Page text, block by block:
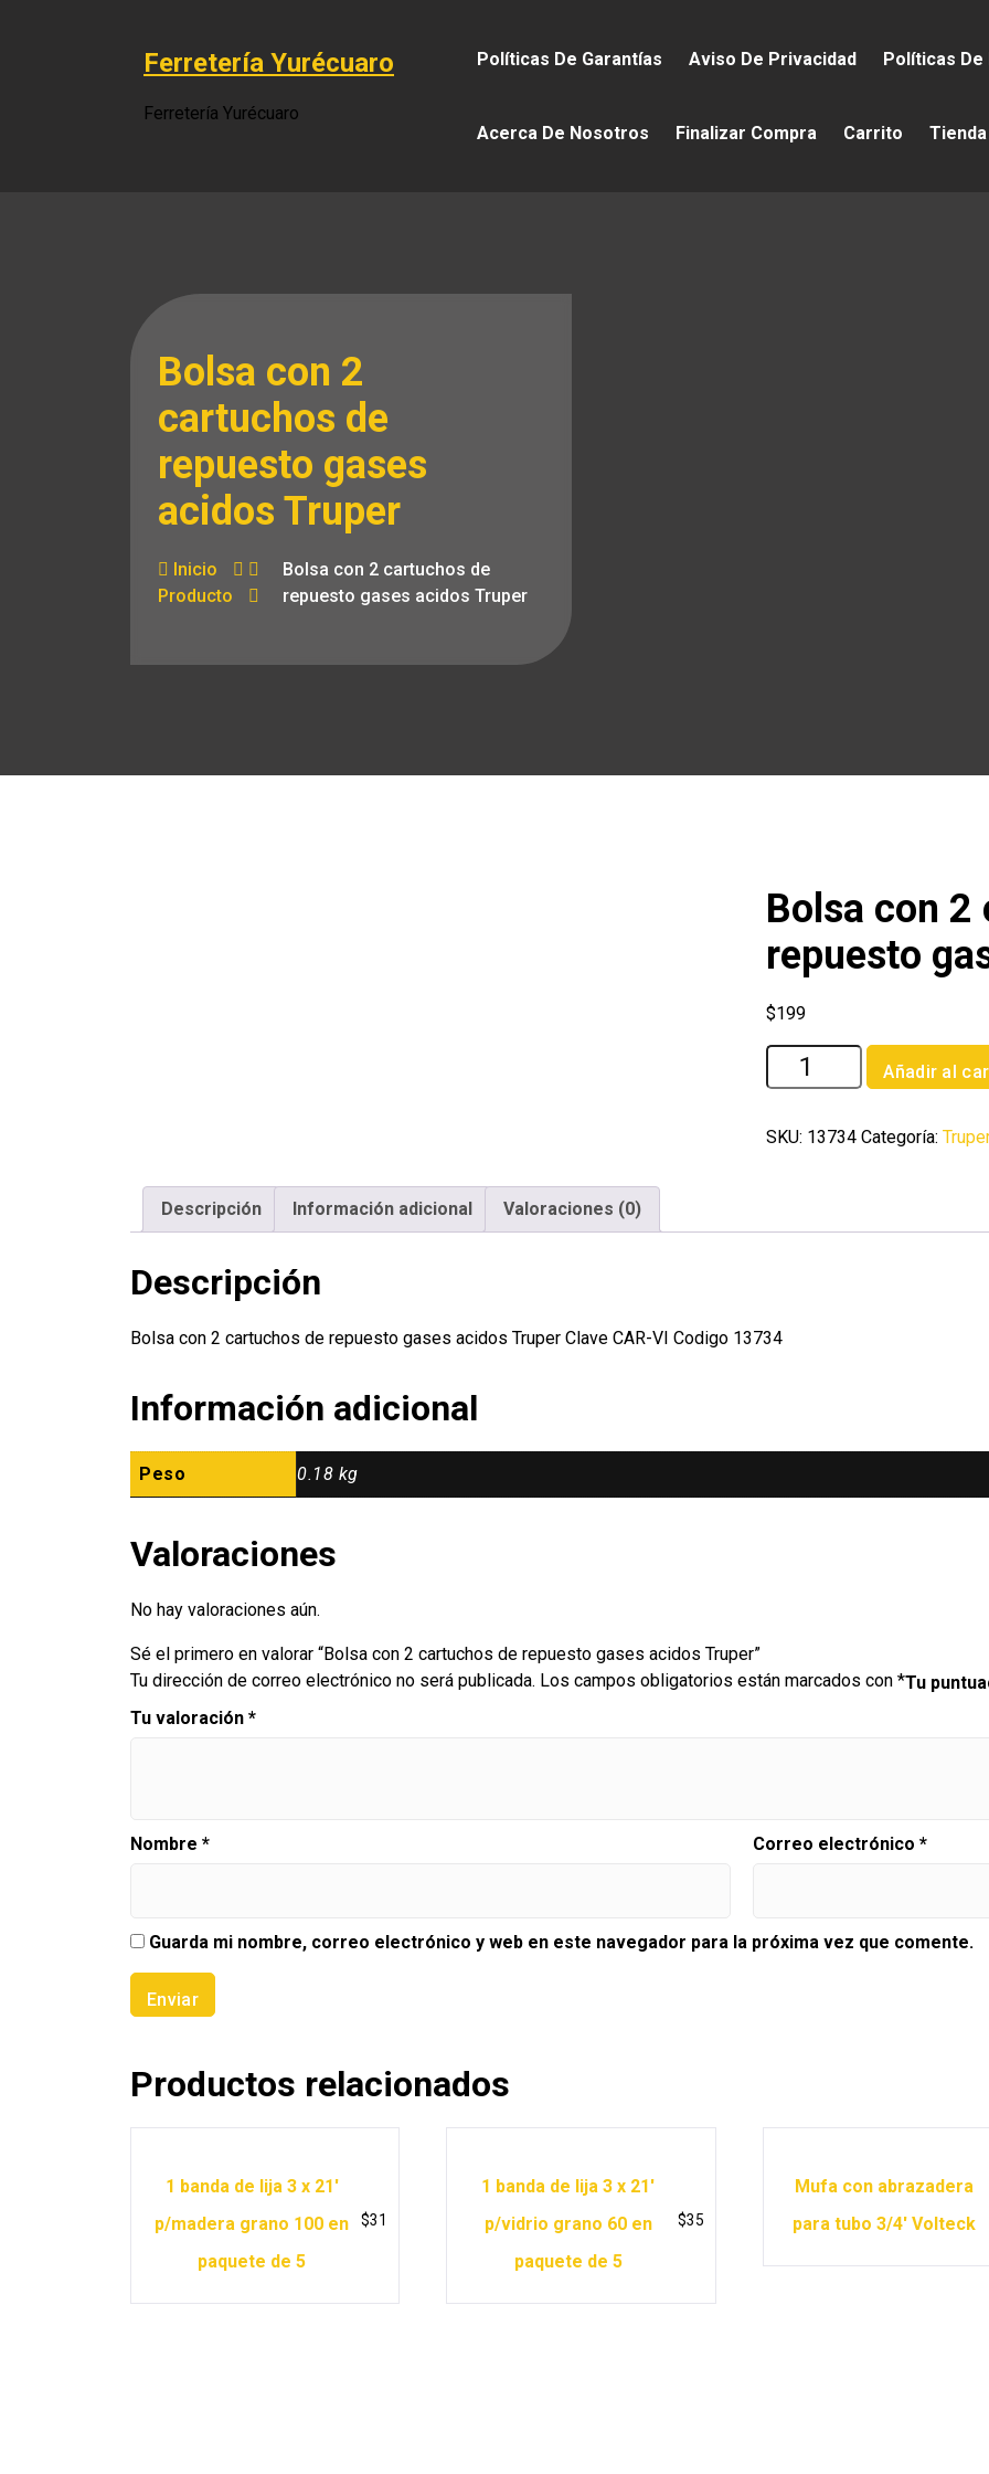
Ferretería Yurécuaro
Ferretería Yurécuaro
Políticas De Garantías Aviso De Privacidad Políticas De
Acerca De Nosotros Finalizar Compra Carrito
Bolsa con 2
cartuchos de
repuesto gases
acidos Truper
Inicio
Producto
Bolsa con 2 cartuchos de
repuesto gases acidos Truper
Bolsa con 2
repuesto
$199
Bolsa
con
cartuchos
Añadir al
SKU: 13734 Categoría:
Descripción Información adicional Valoraciones (0)
Descripción
Bolsa con 2 cartuchos de repuesto gases acidos Truper Clave CAR-VI Codigo 13734
Información adicional
Peso 0.18 kg
Valoraciones
No hay valoraciones aún.
Sé el primero en valorar “Bolsa con 2 cartuchos de repuesto gases acidos Truper”
Tu dirección de correo electrónico no será publicada. Los campos obligatorios están marcados con *Tu
Tu valoración *
Nombre * Correo electrónico *
Guarda mi nombre, correo electrónico y web en este navegador para la próxima vez que comente.
Productos relacionados
1 banda de lija 3 x 21′
p/madera grano 100 en
paquete de 5
$31
1 banda de lija 3 x 21′
p/vidrio grano 60 en
paquete de 5
$35
Mufa con abrazadera
para tubo 3/4′ Volteck